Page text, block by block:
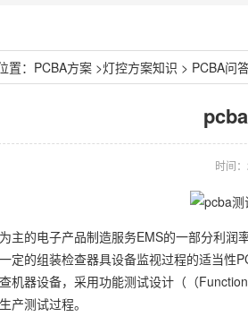
置： PCBA方案 >灯控方案知识 > PCBA问
时间
主的电子产品制造服务EMS的一部分利
定的组装检查器具设备监视过程的适当性
机器设备，采用功能测试设计（（
产测试过程。